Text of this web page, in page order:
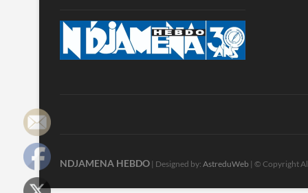
NDJAMENA HEBDO | Designed by: AstreduWeb | © Copyright